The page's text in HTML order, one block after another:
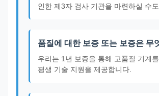
인한 제3자 검사 기관을 마련하실 수
품질에 대한 보증 또는 보증은 무
우리는 1년 보증을 통해 고품질 기계
평생 기술 지원을 제공합니다.